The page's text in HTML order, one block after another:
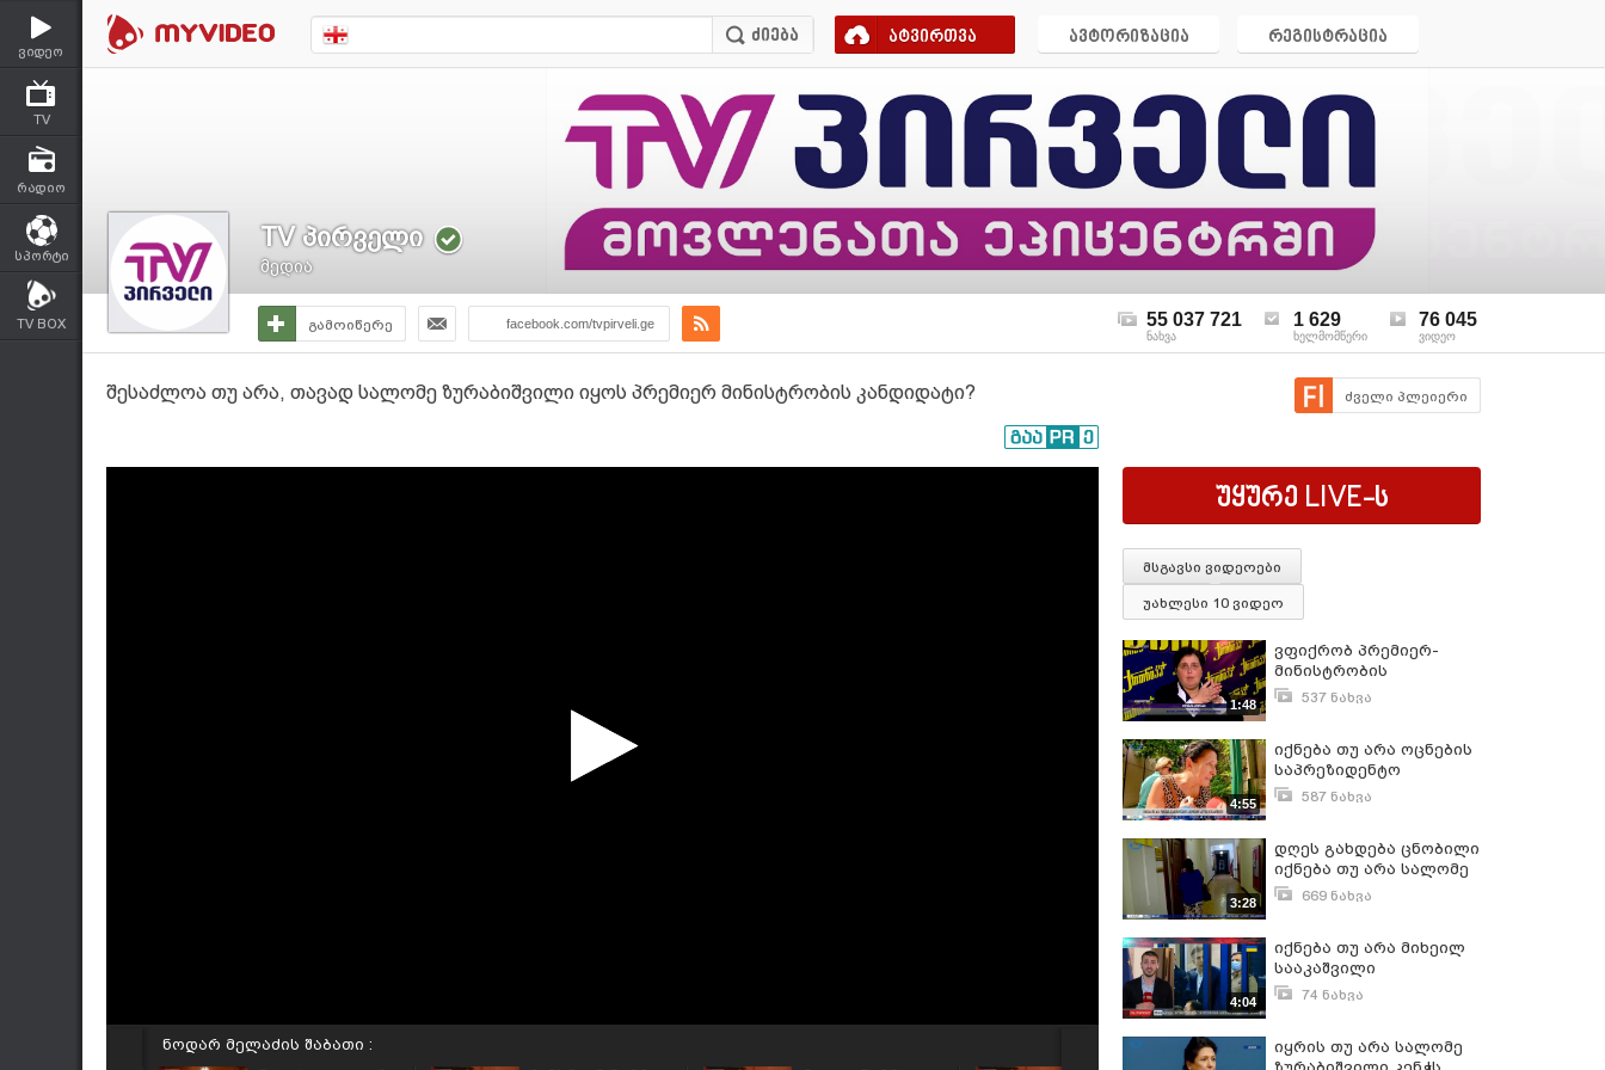
ვიდეო
TV
რადიო
სპორტი
TV BOX
ატვირთვა ავტორიზაცია რეგისტრაცია
TV პირველი
მედია
გამოიწერე facebook.com/tvpirveli.ge 55 037 721
ნახვა
1 629
ხელმომწერი
76 045
ვიდეო
შესაძლოა თუ არა, თავად სალომე ზურაბიშვილი იყოს პრემიერ მინისტრობის კანდიდატი? ძველი პლეიერი
ნოდარ მელაძის შაბათი :
უყურე LIVE-ს
მსგავსი ვიდეოები
უახლესი 10 ვიდეო
1:48
ვფიქრობ პრემიერ-
მინისტრობის
კანდიდატი შეიძლება
537 ნახვა
4:55
იქნება თუ არა ოცნების
საპრეზიდენტო
კანდიდატი სალომე
587 ნახვა
3:28
დღეს გახდება ცნობილი
იქნება თუ არა სალომე
ზურაბიშვილი
669 ნახვა
4:04
იქნება თუ არა მიხეილ
სააკაშვილი
"ნაციონალური
კანდიდატი?
74 ნახვა
იყრის თუ არა სალომე